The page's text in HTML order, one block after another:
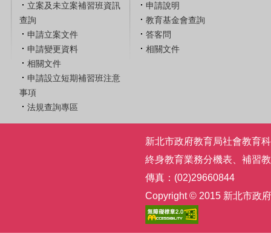
立案及未立案補習班資訊
查詢
申請立案文件
申請變更資料
相關文件
申請設立短期補習班注意
事項
法規查詢專區
申請說明
教育基金會查詢
答客問
相關文件
新北市政府教育局社會教育
終身教育業務分機表
補習
傳真：(02)29660844
Copyright © 2015 新北市政